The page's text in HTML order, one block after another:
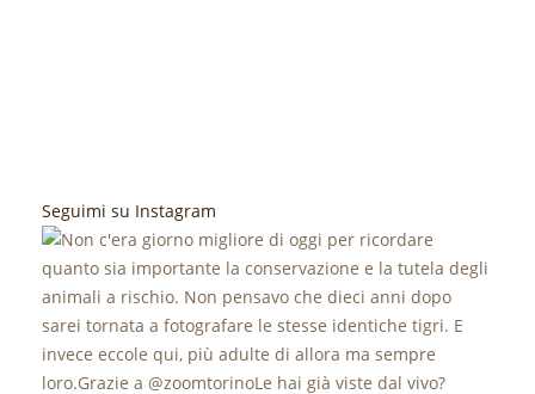
Seguimi su Instagram